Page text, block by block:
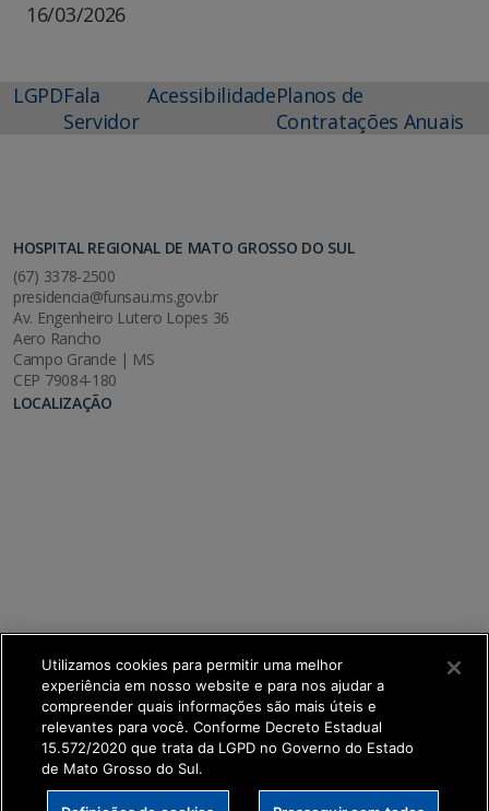
16/03/2026
LGPDFala
Servidor
AcessibilidadePlanos de
Contratações Anuais
HOSPITAL REGIONAL DE MATO GROSSO DO SUL
(67) 3378-2500
presidencia@funsau.ms.gov.br
Av. Engenheiro Lutero Lopes 36
Aero Rancho
Campo Grande | MS
CEP 79084-180
LOCALIZAÇÃO
SETDIG | Secretaria-Executiva de Transformação
Utilizamos cookies para permitir uma melhor
experiência em nosso website e para nos ajudar a
compreender quais informações são mais úteis e
relevantes para você. Conforme Decreto Estadual
15.572/2020 que trata da LGPD no Governo do Estado
de Mato Grosso do Sul.